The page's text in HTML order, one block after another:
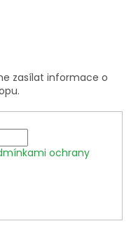
zasílat informace o
ochrany